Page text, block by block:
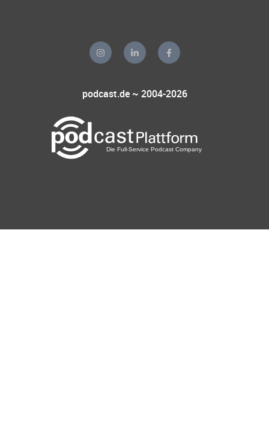
podcast.de ~ 2004-2026